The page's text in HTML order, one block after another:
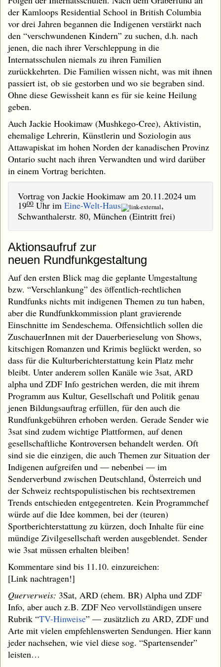
der Kamloops Residential School in British Columbia
vor drei Jahren begannen die Indigenen verstärkt nach
den “verschwundenen Kindern” zu suchen, d.h. nach
jenen, die nach ihrer Verschleppung in die
Internatsschulen niemals zu ihren Familien
zurückkehrten. Die Familien wissen nicht, was mit ihnen
passiert ist, ob sie gestorben und wo sie begraben sind.
Ohne diese Gewissheit kann es für sie keine Heilung
geben.
Auch Jackie Hookimaw (Mushkego-Cree), Aktivistin,
ehemalige Lehrerin, Künstlerin und Soziologin aus
Attawapiskat im hohen Norden der kanadischen Provinz
Ontario sucht nach ihren Verwandten und wird darüber
in einem Vortrag berichten.
Vortrag von Jackie Hookimaw am 20.11.2024 um
1900 Uhr im Eine-Welt-Haus
,
Schwanthalerstr. 80, München (Eintritt frei)
Aktionsaufruf zur
neuen Rundfunkgestaltung
Auf den ersten Blick mag die geplante Umgestaltung
bzw. “Verschlankung” des öffentlich-rechtlichen
Rundfunks nichts mit indigenen Themen zu tun haben,
aber die Rundfunkkommission plant gravierende
Einschnitte im Sendeschema. Offensichtlich sollen die
ZuschauerInnen mit der Dauerberieselung von Shows,
kitschigen Romanzen und Krimis beglückt werden, so
dass für die Kulturberichterstattung kein Platz mehr
bleibt. Unter anderem sollen Kanäle wie 3sat, ARD
alpha und ZDF Info gestrichen werden, die mit ihrem
Programm aus Kultur, Gesellschaft und Politik genau
jenen Bildungsauftrag erfüllen, für den auch die
Rundfunkgebühren erhoben werden. Gerade Sender wie
3sat sind zudem wichtige Plattformen, auf denen
gesellschaftliche Kontroversen behandelt werden. Oft
sind sie die einzigen, die auch Themen zur Situation der
Indigenen aufgreifen und — nebenbei — im
Senderverbund zwischen Deutschland, Österreich und
der Schweiz rechtspopulistischen bis rechtsextremen
Trends entschieden entgegentreten. Kein Programmchef
würde auf die Idee kommen, bei der (teuren)
Sportberichterstattung zu kürzen, doch Inhalte für eine
mündige Zivilgesellschaft werden ausgeblendet. Sender
wie 3sat müssen erhalten bleiben!
Kommentare sind bis 11.10. einzureichen:
[Link nachtragen!]
Querverweis: 3Sat, ARD (ehem. BR) Alpha und ZDF
Info, aber auch z.B. ZDF Neo vervollständigen unsere
Rubrik “TV-Hinweise” — zusätzlich zu ARD, ZDF und
Arte mit vielen empfehlenswerten Sendungen. Hier kann
jeder nachsehen, wie viel diese sog. “Spartensender”
leisten…